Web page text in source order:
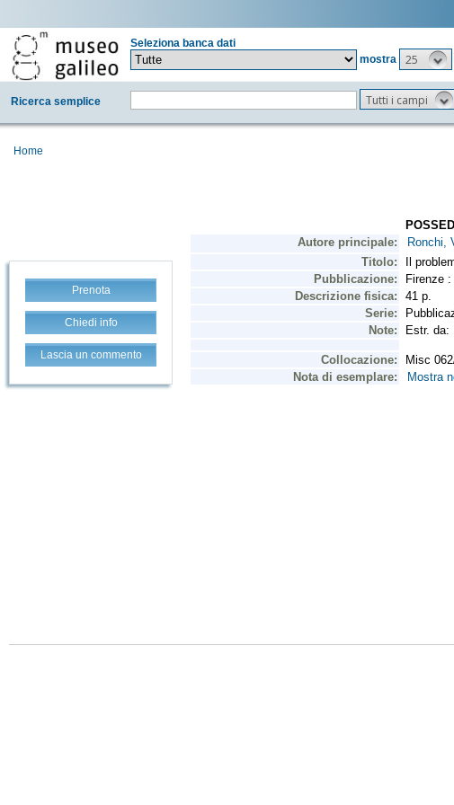
Seleziona banca dati
mostra
25
Ricerca semplice Tutti i campi
Home
Prenota
Chiedi info
Lascia un commento